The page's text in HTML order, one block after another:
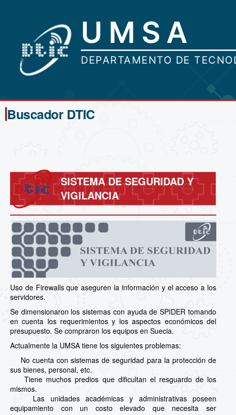
Buscador DTIC
SISTEMA DE SEGURIDAD Y
VIGILANCIA
Uso de Firewalls que aseguren la información y el acceso a los
servidores.
Se dimensionaron los sistemas con ayuda de SPIDER tomando
en cuenta los requerimientos y los aspectos económicos del
presupuesto. Se compraron los equipos en Suecia.
Actualmente la UMSA tiene los siguientes problemas:
No cuenta con sistemas de seguridad para la protección de
sus bienes, personal, etc.
Tiene muchos predios que dificultan el resguardo de los
mismos.
Las unidades académicas y administrativas poseen
equipamiento con un costo elevado que necesita ser